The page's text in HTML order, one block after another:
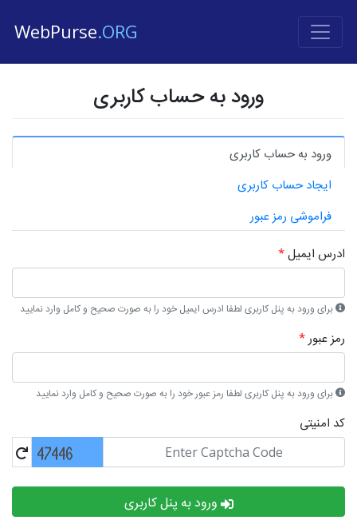
WebPurse.ORG
ورود به حساب کاربری
ورود به حساب کاربری
ایجاد حساب کاربری
فراموشی رمز عبور
ادرس ایمیل *
برای ورود به پنل کاربری لطفا ادرس ایمیل خود را به صورت صحیح و کامل وارد نمایید
رمز عبور *
برای ورود به پنل کاربری لطفا رمز عبور خود را به صورت صحیح و کامل وارد نمایید
کد امنیتی